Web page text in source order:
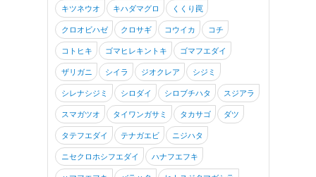
キツネウオ キハダマグロ くくり罠
クロオビハゼ クロサギ コウイカ コチ
コトヒキ ゴマヒレキントキ ゴマフエダイ
ザリガニ シイラ ジオクレア シジミ
シレナシジミ シロダイ シロブチハタ スジアラ
スマガツオ タイワンガサミ タカサゴ ダツ
タテフエダイ テナガエビ ニジハタ
ニセクロホシフエダイ ハナフエフキ